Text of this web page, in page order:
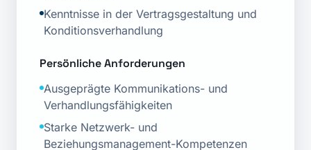
Kenntnisse in der Vertragsgestaltung und
Konditionsverhandlung
Persönliche Anforderungen
Ausgeprägte Kommunikations- und
Verhandlungsfähigkeiten
Starke Netzwerk- und
Beziehungsmanagement-Kompetenzen